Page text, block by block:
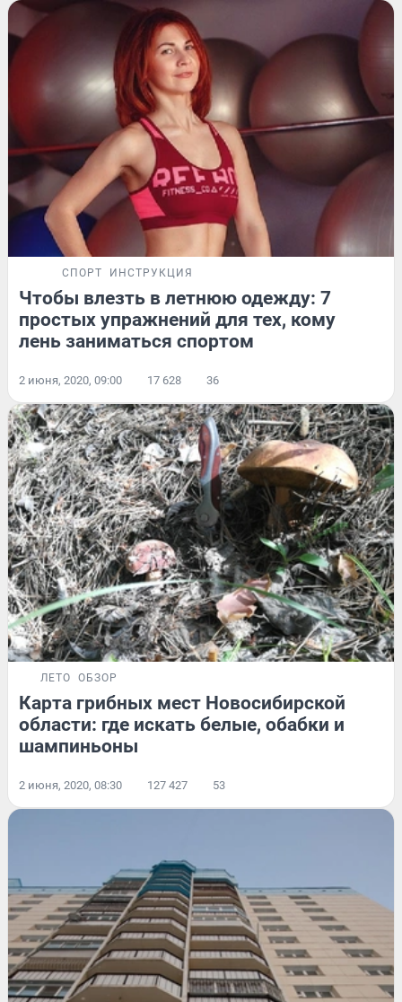
СПОРТ ИНСТРУКЦИЯ
Чтобы влезть в летнюю одежду: 7
простых упражнений для тех, кому
лень заниматься спортом
2 июня, 2020, 09:00 17 628 36
ЛЕТО ОБЗОР
Карта грибных мест Новосибирской
области: где искать белые, обабки и
шампиньоны
2 июня, 2020, 08:30 127 427 53